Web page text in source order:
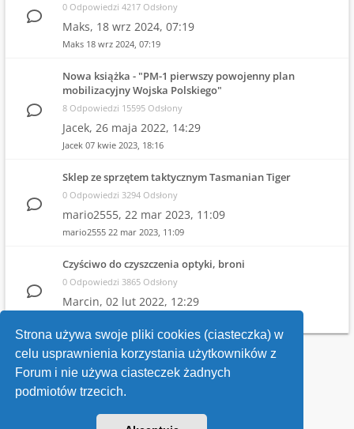
Strona używa swoje pliki cookies (ciasteczka) w
celu usprawnienia korzystania użytkowników z
Forum i nie używa ciasteczek żadnych
podmiotów trzecich.
0 Odpowiedzi 4217 Odsłony
Maks, 18 wrz 2024, 07:19
Maks 18 wrz 2024, 07:19
Nowa książka - "PM-1 pierwszy powojenny plan
mobilizacyjny Wojska Polskiego"
8 Odpowiedzi 15595 Odsłony
Jacek, 26 maja 2022, 14:29
Jacek 07 kwie 2023, 18:16
Sklep ze sprzętem taktycznym Tasmanian Tiger
0 Odpowiedzi 3294 Odsłony
mario2555, 22 mar 2023, 11:09
mario2555 22 mar 2023, 11:09
Czyściwo do czyszczenia optyki, broni
0 Odpowiedzi 3865 Odsłony
Marcin, 02 lut 2022, 12:29
Wróć do wykazu forów